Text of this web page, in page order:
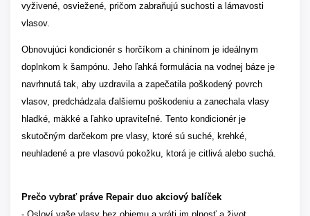
vyživené, osviežené, pričom zabraňujú suchosti a lámavosti
vlasov.
Obnovujúci kondicionér s horčíkom a chinínom je ideálnym
doplnkom k šampónu. Jeho ľahká formulácia na vodnej báze je
navrhnutá tak, aby uzdravila a zapečatila poškodený povrch
vlasov, predchádzala ďalšiemu poškodeniu a zanechala vlasy
hladké, mäkké a ľahko upraviteľné. Tento kondicionér je
skutočným darčekom pre vlasy, ktoré sú suché, krehké,
neuhladené a pre vlasovú pokožku, ktorá je citlivá alebo suchá.
Prečo vybrať práve Repair duo akciový balíček